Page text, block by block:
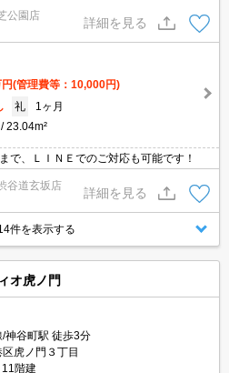
公園店
詳細を見る
(管理費等：10,000円)
礼
1ヶ月
23.04m²
で、ＬＩＮＥでのご対応も可能です！
谷道玄坂店
詳細を見る
件を表示する
オ虎ノ門
/神谷町駅 徒歩3分
虎ノ門３丁目
11階建